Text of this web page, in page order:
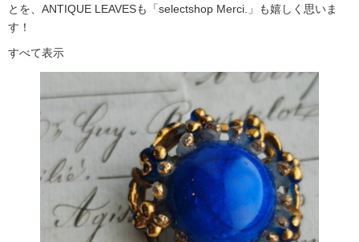
とを、ANTIQUE LEAVESも「selectshop Merci.」も嬉しく思いま
す！
すべて表示